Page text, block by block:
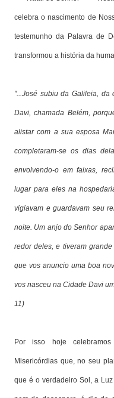
celebra o nascimento de
testemunho da Palavra de
transformou a história da
"...José subiu da Galileia,
Davi, chamada Belém,
alistar com a sua esposa
completaram-se os dias
envolvendo-o em faixas,
lugar para eles na
vigiavam e guardavam seu
noite. Um anjo do Senhor
redor deles, e tiveram
que vos anuncio uma boa
vos nasceu na Cidade Davi
11)
Por isso hoje
Misericórdias que, no seu
que é o verdadeiro Sol, a